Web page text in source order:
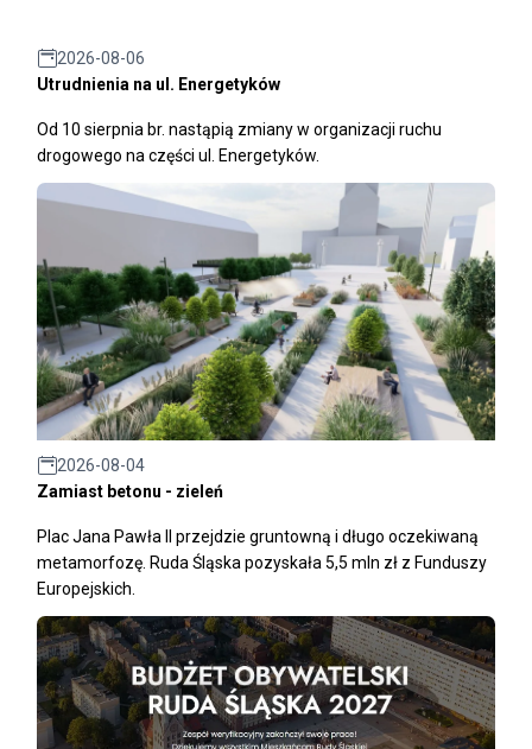
2026-08-06
Utrudnienia na ul. Energetyków
Od 10 sierpnia br. nastąpią zmiany w organizacji ruchu
drogowego na części ul. Energetyków.
2026-08-04
Zamiast betonu - zieleń
Plac Jana Pawła II przejdzie gruntowną i długo oczekiwaną
metamorfozę. Ruda Śląska pozyskała 5,5 mln zł z Funduszy
Europejskich.